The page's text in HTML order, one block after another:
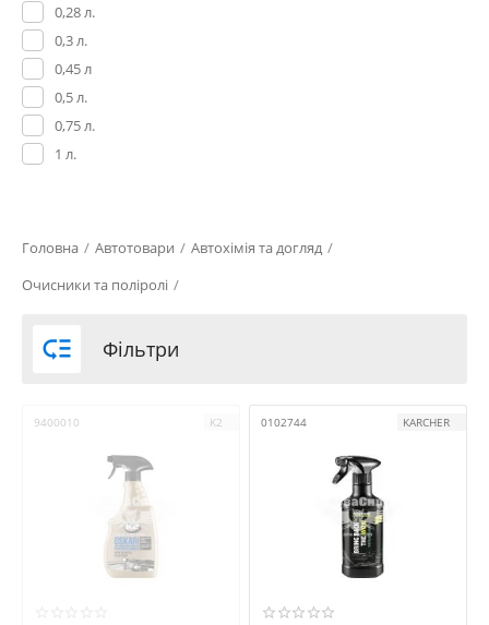
0,28 л.
0,3 л.
0,45 л
0,5 л.
0,75 л.
1 л.
Головна / Автотовари / Автохімія та догляд /
Очисники та поліролі /
 Фільтри
9400010 K2 0102744 KARCHER